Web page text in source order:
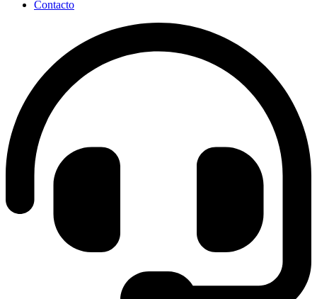
Contacto